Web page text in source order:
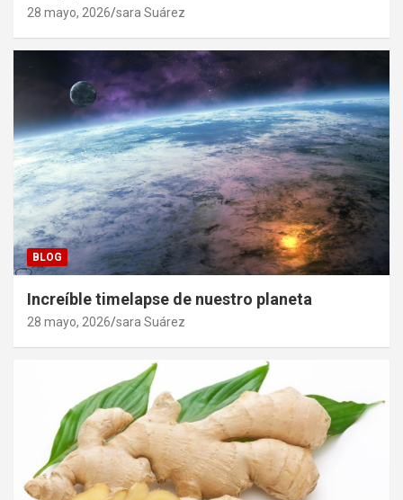
28 mayo, 2026 sara Suárez
BLOG
Increíble timelapse de nuestro planeta
28 mayo, 2026 sara Suárez